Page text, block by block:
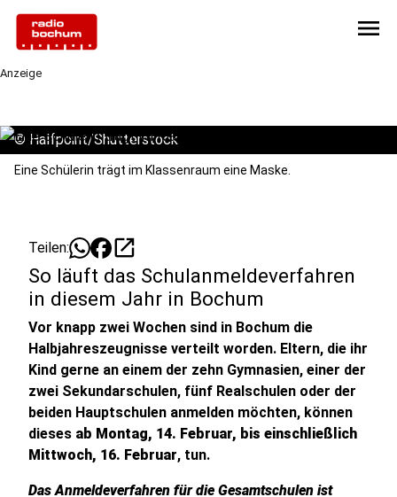
menu
Anzeige
© Halfpoint/Shutterstock
Eine Schülerin trägt im Klassenraum eine Maske.
Teilen: open_in_new
So läuft das Schulanmeldeverfahren
in diesem Jahr in Bochum
Vor knapp zwei Wochen sind in Bochum die
Halbjahreszeugnisse verteilt worden. Eltern, die ihr
Kind gerne an einem der zehn Gymnasien, einer der
zwei Sekundarschulen, fünf Realschulen oder der
beiden Hauptschulen anmelden möchten, können
dieses ab Montag, 14. Februar, bis einschließlich
Mittwoch, 16. Februar, tun.
Das Anmeldeverfahren für die Gesamtschulen ist